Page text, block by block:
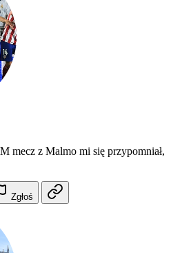
mecz z Malmo mi się przypomniał,
Zgłoś